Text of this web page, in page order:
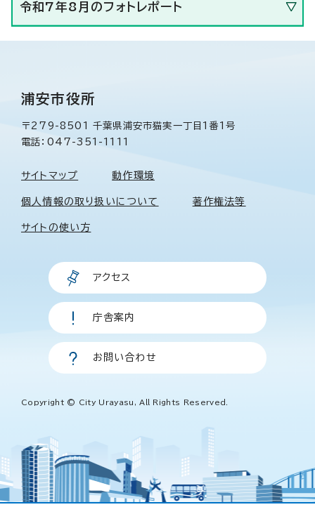
令和7年8月のフォトレポート
浦安市役所
〒279-8501 千葉県浦安市猫実一丁目1番1号
電話：047-351-1111
サイトマップ 動作環境
個人情報の取り扱いについて 著作権法等
サイトの使い方
アクセス
庁舎案内
お問い合わせ
Copyright © City Urayasu, All Rights Reserved.